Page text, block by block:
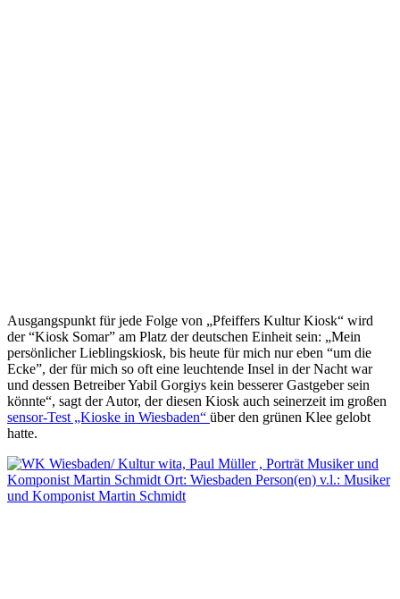
Ausgangspunkt für jede Folge von „Pfeiffers Kultur Kiosk“ wird
der “Kiosk Somar” am Platz der deutschen Einheit sein: „Mein
persönlicher Lieblingskiosk, bis heute für mich nur eben “um die
Ecke”, der für mich so oft eine leuchtende Insel in der Nacht war
und dessen Betreiber Yabil Gorgiys kein besserer Gastgeber sein
könnte“, sagt der Autor, der diesen Kiosk auch seinerzeit im großen
sensor-Test „Kioske in Wiesbaden“ über den grünen Klee gelobt
hatte.